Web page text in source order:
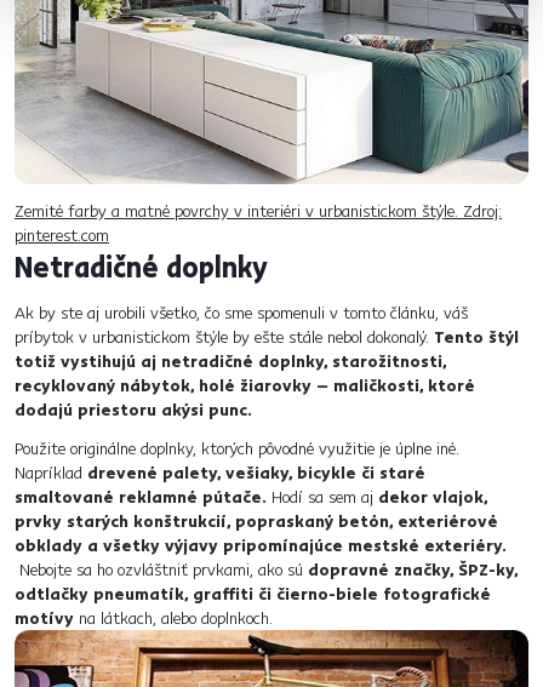
Zemité farby a matné povrchy v interiéri v urbanistickom štýle. Zdroj:
pinterest.com
Netradičné doplnky
Ak by ste aj urobili všetko, čo sme spomenuli v tomto článku, váš
príbytok v urbanistickom štýle by ešte stále nebol dokonalý. Tento​ štýl
totiž vystihujú aj netradičné doplnky, starožitnosti,
recyklovaný nábytok, holé žiarovky – maličkosti, ktoré
dodajú priestoru akýsi punc.
Použite originálne doplnky, ktorých pôvodné využitie je úplne iné.
Napríklad drevené​ palety, vešiaky, bicykle či staré
smaltované reklamné pútače. ​ Hodí sa sem aj dekor​ vlajok,
prvky starých konštrukcií, popraskaný betón, exteriérové
obklady a všetky výjavy pripomínajúce mestské exteriéry.​
Nebojte sa ho ozvláštniť prvkami, ako sú dopravné​ značky, ŠPZ-ky,
odtlačky pneumatík, graffiti či čierno-biele fotografické
motívy na​ látkach, alebo doplnkoch.